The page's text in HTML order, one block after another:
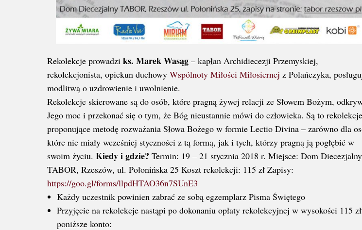
Rekolekcje prowadzi ks. Marek Wasąg – kapłan Archidiecezji Przemyskiej,
rekolekcjonista, opiekun duchowy Wspólnoty Miłości Miłosiernej z Polańczyka,
modlitwą o uzdrowienie i uwolnienie.
Rekolekcje skierowane są do osób, które pragną żywej relacji ze Słowem Bożym,
Jego moc i przekonać się o tym, że Bóg nieustannie mówi do człowieka. Są to rekolekcje
proponujące metodę rozważania Słowa Bożego w formie Lectio Divina – zarówno dla
które nie miały wcześniej styczności z tą formą, jak i tych, którzy pragną ją pogłębić w
swoim życiu. Kiedy i gdzie? Termin: 19 – 21 stycznia 2018 r. Miejsce: Dom Diecezjalny
TABOR, Rzeszów, ul. Połonińska 25 Koszt rekolekcji: 115 zł Zapisy:
https://goo.gl/forms/llpdHTAO36n7SUnE3
Każdy uczestnik powinien zabrać ze sobą egzemplarz Pisma Świętego
Przyjęcie na rekolekcje nastąpi po dokonaniu opłaty rekolekcyjnej w wysokości 115
poniższe konto: